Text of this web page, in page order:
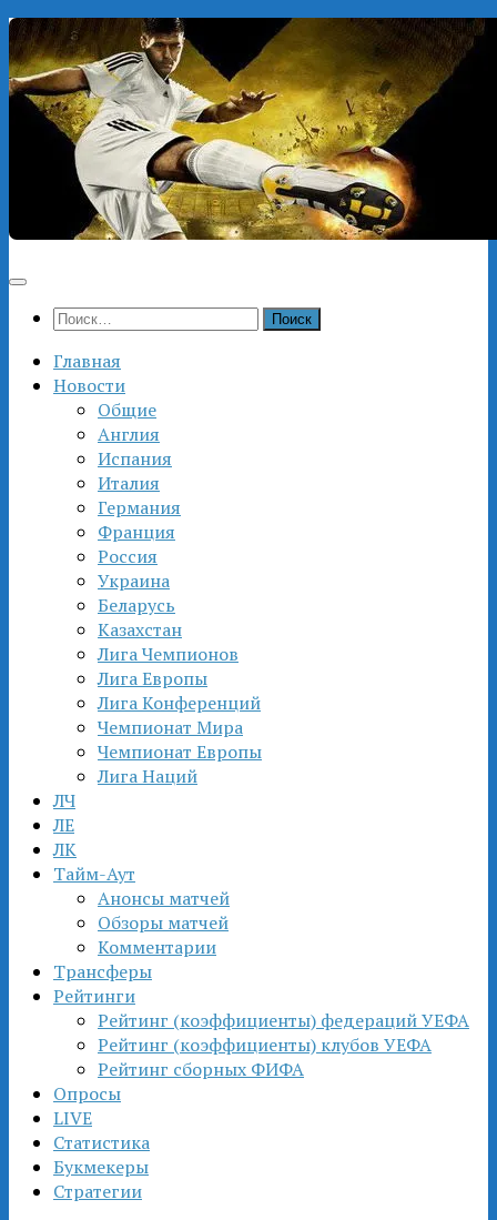
Перейти
к
содержимому
Найти:
Главная
Новости
Общие
Англия
Испания
Италия
Германия
Франция
Россия
Украина
Беларусь
Казахстан
Лига Чемпионов
Лига Европы
Лига Конференций
Чемпионат Мира
Чемпионат Европы
Лига Наций
ЛЧ
ЛЕ
ЛК
Тайм-Аут
Анонсы матчей
Обзоры матчей
Комментарии
Трансферы
Рейтинги
Рейтинг (коэффициенты) федераций УЕФА
Рейтинг (коэффициенты) клубов УЕФА
Рейтинг сборных ФИФА
Опросы
LIVE
Статистика
Букмекеры
Стратегии